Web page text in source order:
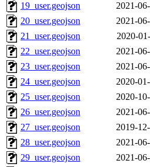
19_user.geojson
2021-
20_user.geojson
2021-
21_user.geojson
2020-
22_user.geojson
2021-
23_user.geojson
2021-
24_user.geojson
2020-
25_user.geojson
2020-
26_user.geojson
2021-
27_user.geojson
2019-
28_user.geojson
2021-
29_user.geojson
2021-